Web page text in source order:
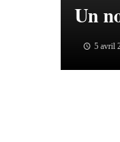
Un
5 avril